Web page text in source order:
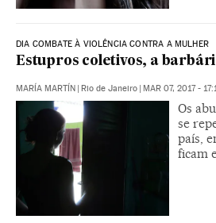
DIA COMBATE À VIOLÊNCIA CONTRA A MULHER
Estupros coletivos, a
MARÍA MARTÍN | Rio de Janeiro | MAR 07, 2017 -
Os
se
país,
ficam